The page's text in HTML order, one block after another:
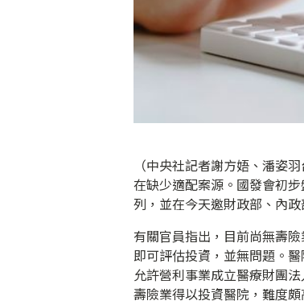
（中央社記者謝方娪、潘姿
在缺少適配案源。國發會初
列，並在今天邀財政部、內
有關官員指出，目前尚無壽
即可評估投資，並無問題。
允許營利事業成立醫療財團
壽險業得以投資醫院，難度頗